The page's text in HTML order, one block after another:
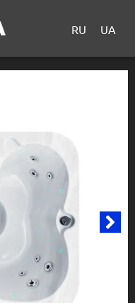
RU UA